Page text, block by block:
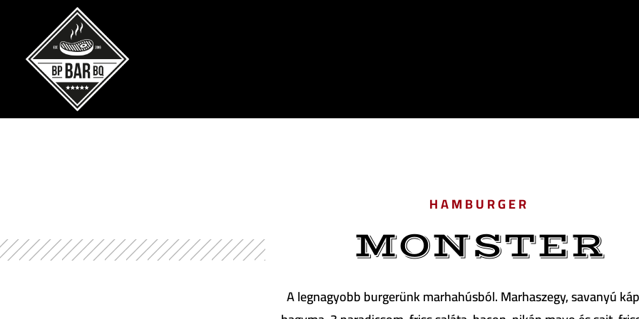
HAMBURGER
MONSTER
A legnagyobb burgerünk marhahúsból. Marhaszegy, savanyú